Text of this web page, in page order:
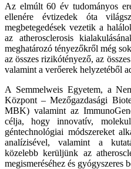
Az elmúlt 60 év tudományos
ellenére évtizedek óta
megbetegedések vezetik a
az atherosclerosis
meghatározó tényezőkről még
az összes rizikótényező, az
valamint a verőerek helyzetéből
A Semmelweis Egyetem, a
Központ – Mezőgazdasági
MBK) valamint az
célja, hogy innovatív,
géntechnológiai módszereket
analízisével, valamint a
közelebb kerüljünk az
megismeréséhez és gyógyszeres